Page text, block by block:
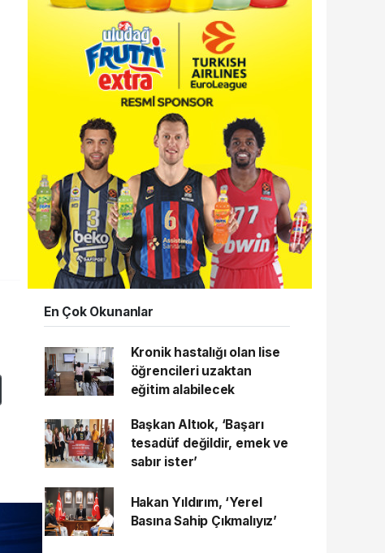
En Çok Okunanlar
Kronik hastalığı olan lise
öğrencileri uzaktan
eğitim alabilecek
Başkan Altıok, ‘Başarı
tesadüf değildir, emek ve
sabır ister’
Hakan Yıldırım, ‘Yerel
Basına Sahip Çıkmalıyız’